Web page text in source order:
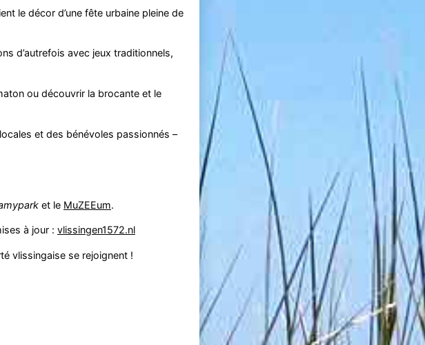
le décor d’une fête urbaine pleine de
d’autrefois avec jeux traditionnels,
ou découvrir la brocante et le
et des bénévoles passionnés –
et le MuZEEum.
à jour : vlissingen1572.nl
vlissingaise se rejoignent !